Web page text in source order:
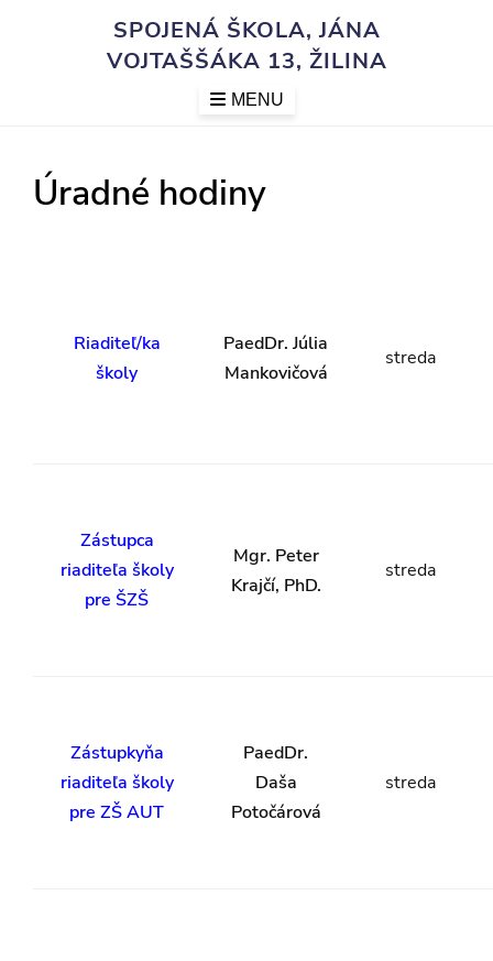
SPOJENÁ ŠKOLA, JÁNA
VOJTAŠŠÁKA 13, ŽILINA
MENU
Úradné hodiny
Riaditeľ/ka
školy
PaedDr. Júlia
Mankovičová
streda
Zástupca
riaditeľa školy
pre ŠZŠ
Mgr. Peter
Krajčí, PhD.
streda
Zástupkyňa
riaditeľa školy
pre ZŠ AUT
PaedDr.
Daša
Potočárová
streda